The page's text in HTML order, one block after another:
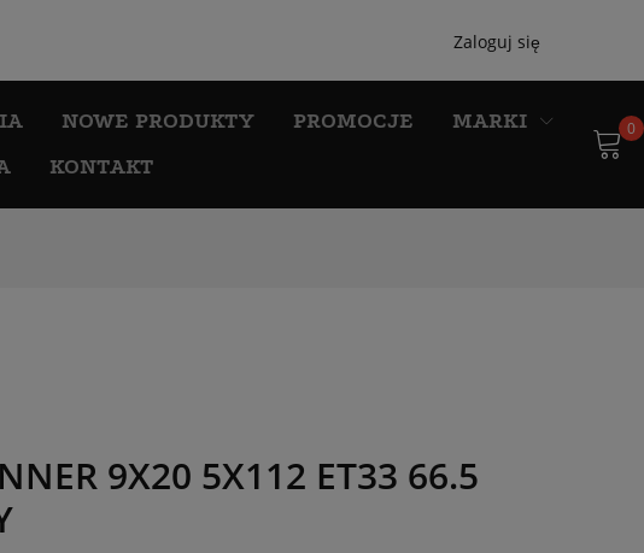
Zaloguj się
NOWE PRODUKTY PROMOCJE
MARKI
KONTAKT
0
9X20 5X112 ET33 66.5